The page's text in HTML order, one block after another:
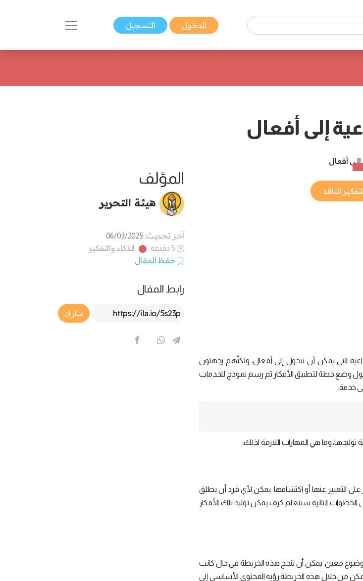
الدخول التسجيل
إلى أفعال
الناقد
التي يمكن أن تتحول إلى أفعال، ولكنّهم يجهلون
وضع خطة لتطبيق الأفكار ثم رسم نموذج للخدمات
خدمة.
المؤلف
هيئة التحرير
آخر تحديث: 06/03/2025
5 دقيقة
الذكاء والتفكير
حفظ المقال
رابط المقال
Article Link
شارك
وما هي المهارات اللازمة لذلك.
على التعبير عنها أو اكتشافها. يمكن لأي فرد أن يطلق
الخطوات التالية ستتعلم كيف يمكن توليد تلك الأفكار
موضوع معين. يمكن أن تنجح هذه الخريطة في حال كانت
من خلال هذه الخريطة رؤية المحتوى الأساسي إلى